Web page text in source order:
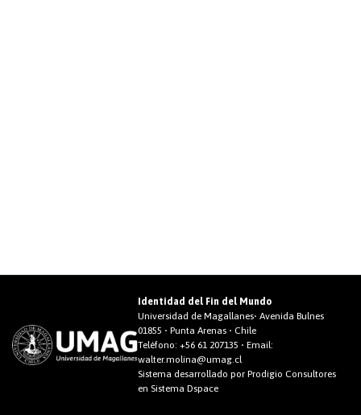
Identidad del Fin del Mundo
Universidad de Magallanes• Avenida Bulnes
01855 • Punta Arenas • Chile
Teléfono:+56 61 207135 • Email:
walter.molina@umag.cl
Sistema desarrollado por Prodigio Consultores
en Sistema Dspace